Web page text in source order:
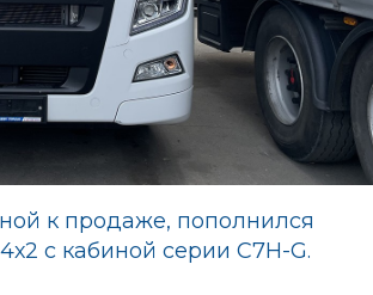
к продаже, пополнился
с кабиной серии C7H-G.